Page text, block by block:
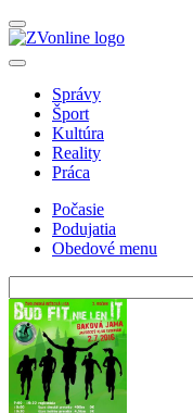
Správy
Šport
Kultúra
Reality
Práca
Počasie
Podujatia
Obedové menu